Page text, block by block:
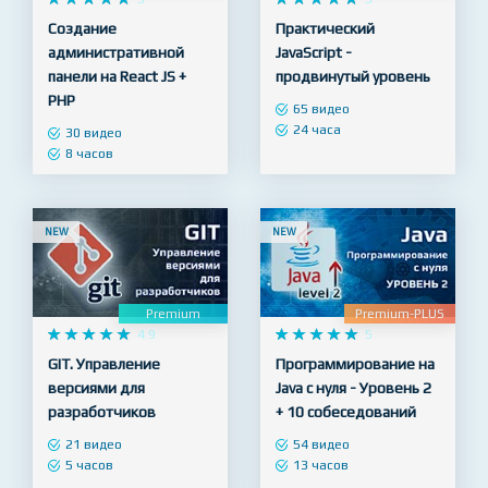
    
     5
панели на React JS +
PHP
8 часов
   
   
Практический
JavaScript -
продвинутый уровень
NEW
Premium
    
     4.9
GIT. Управление
версиями для
разработчиков
NEW
Premium-PLUS
    
     5
Программирование на
Java с нуля - Уровень 2
+ 10 собеседований